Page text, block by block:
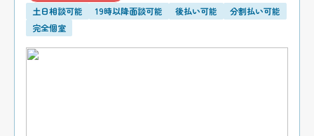
土日相談可能 19時以降面談可能 後払い可能
分割払い可能
完全個室